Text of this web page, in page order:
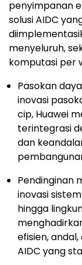
penyimpanan
solusi AIDC
menyeluruh,
komputasi per
Pasokan
inovasi
cip, Huawei
terintegrasi
dan
Pendinginan
inovasi
hingga
efisien,
AIDC yang